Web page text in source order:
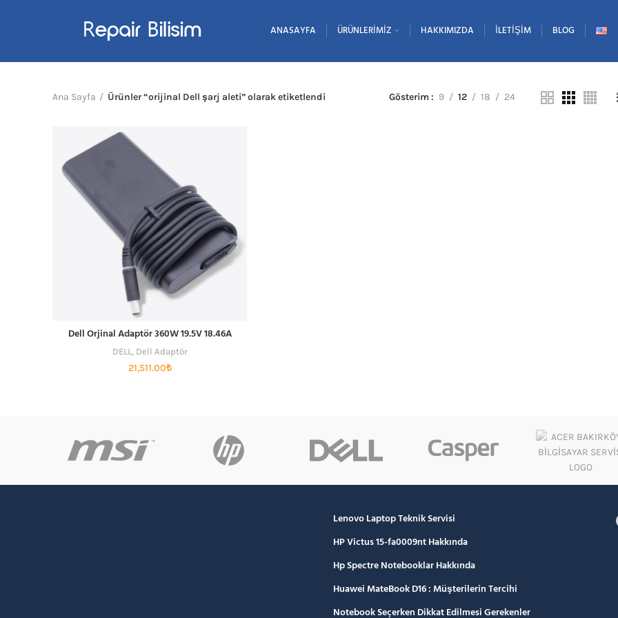
ANASAYFA ÜRÜNLERIMIZ HAKKIMIZDA İLETIŞIM BLOG
Ana Sayfa Ürünler “orijinal Dell şarj aleti” olarak etiketlendi Gösterim 9 12 18 24
SEPETE EKLE
Dell Orjinal Adaptör 360W 19.5V 18.46A
DELL, Dell Adaptör
21,511.00₺
Lenovo Laptop Teknik Servisi
HP Victus 15-fa0009nt Hakkında
Hp Spectre Notebooklar Hakkında
Huawei MateBook D16 : Müşterilerin Tercihi
Notebook Seçerken Dikkat Edilmesi Gerekenler